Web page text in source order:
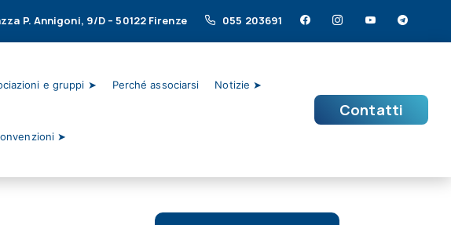
P. Annigoni, 9/D – 50122 Firenze 055 203691
e gruppi ➤ Perché associarsi Notizie ➤
➤
Contatti